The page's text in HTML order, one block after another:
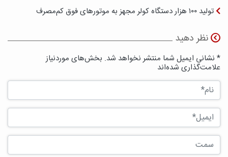
تولید ۱۰۰ هزار دستگاه کولر مجهز به موتورهای فوق کم‌مصرف
نظر دهید
* نشانی ایمیل شما منتشر نخواهد شد. بخش‌های موردنیاز
علامت‌گذاری شده‌اند